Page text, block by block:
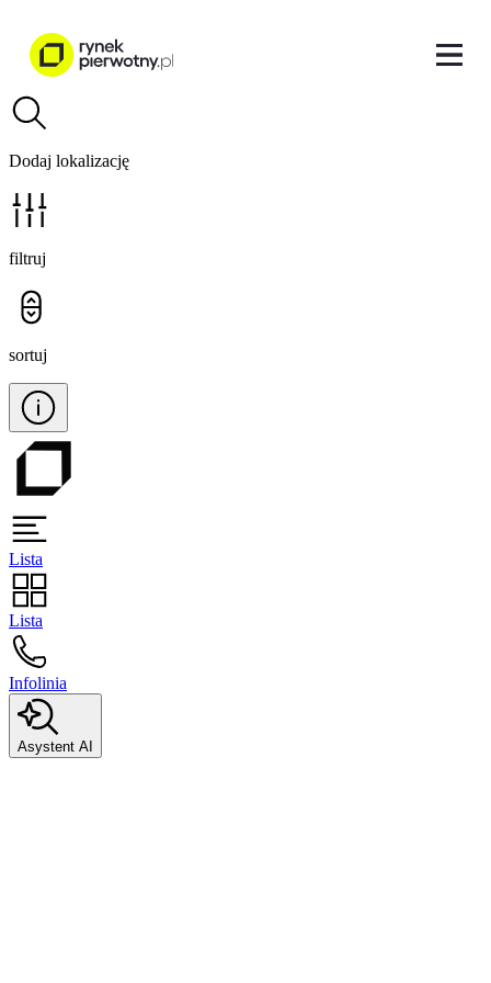
Dodaj lokalizację
filtruj
sortuj
Lista
Lista
Infolinia
Asystent AI